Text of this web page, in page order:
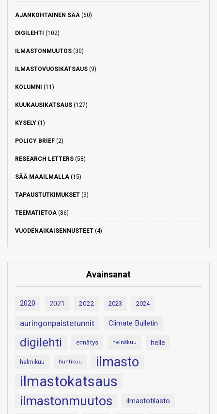
AJANKOHTAINEN SÄÄ (60)
DIGILEHTI (102)
ILMASTONMUUTOS (30)
ILMASTOVUOSIKATSAUS (9)
KOLUMNI (11)
KUUKAUSIKATSAUS (127)
KYSELY (1)
POLICY BRIEF (2)
RESEARCH LETTERS (58)
SÄÄ MAAILMALLA (15)
TAPAUSTUTKIMUKSET (9)
TEEMATIETOA (86)
VUODENAIKAISENNUSTEET (4)
Avainsanat
2020 2021 2022 2023 2024
auringonpaistetunnit Climate Bulletin
digilehti ennätys heinäkuu helle
helmikuu huhtikuu ilmasto
ilmastokatsaus
ilmastonmuutos ilmastotilasto